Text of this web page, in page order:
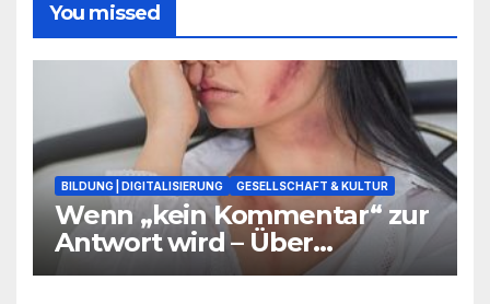
You missed
BILDUNG | DIGITALISIERUNG GESELLSCHAFT & KULTUR
Wenn „kein Kommentar“ zur
Antwort wird – Über
Warnsignale aus Schulen, die